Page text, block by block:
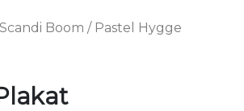
Scandi Boom / Pastel Hygge